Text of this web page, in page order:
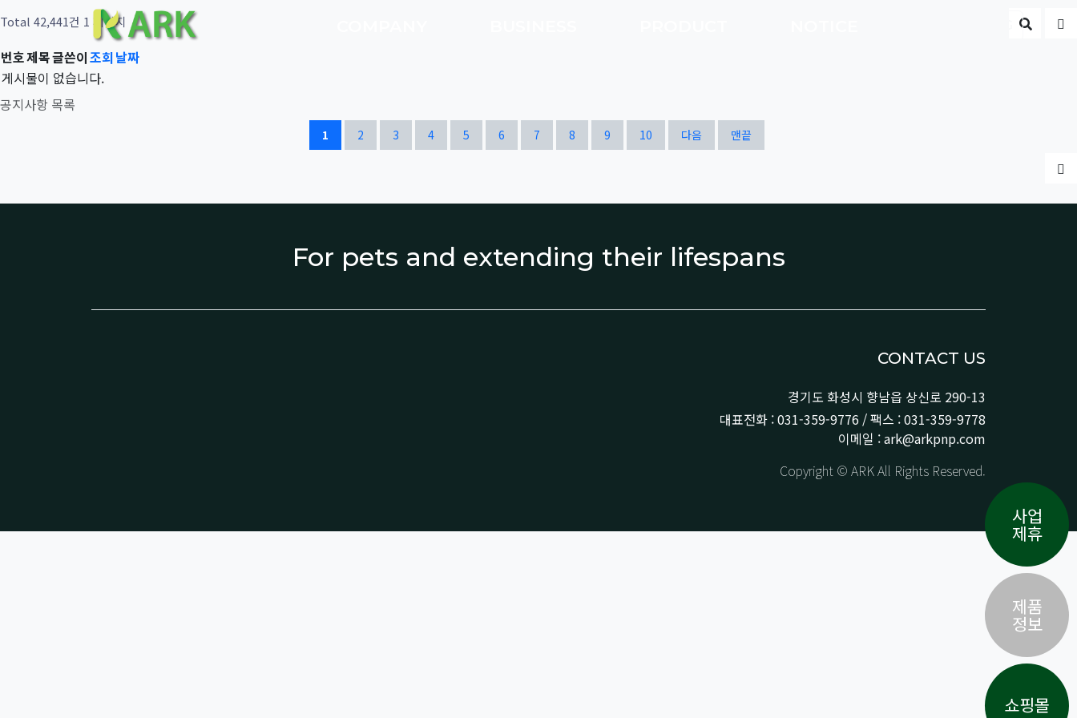
Total 42,441건 1 페이지 게시판
공지사항 목록
번호제목글쓴이조회날짜
게시물이 없습니다.
열린
1 페이지
2
페이지 3
페이지 4
페이지 5
페이지 6
페이지 7
페이지 8
페이지 9
페이지 10
페이지 다음 맨끝
For pets and extending their lifespans
CONTACT US
경기도 화성시 향남읍 상신로 290-13
대표전화 : 031-359-9776 / 팩스 : 031-359-9778
이메일 : ark@arkpnp.com
Copyright © ARK All Rights Reserved.
사업
제휴
제품
정보
쇼핑몰